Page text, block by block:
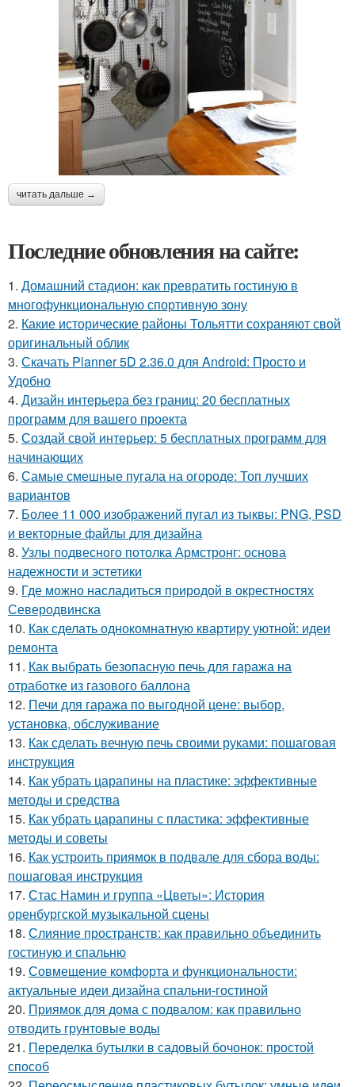
читать дальше →
Последние обновления на сайте:
1. Домашний стадион: как превратить гостиную в
многофункциональную спортивную зону
2. Какие исторические районы Тольятти сохраняют свой
оригинальный облик
3. Скачать Planner 5D 2.36.0 для Android: Просто и
Удобно
4. Дизайн интерьера без границ: 20 бесплатных
программ для вашего проекта
5. Создай свой интерьер: 5 бесплатных программ для
начинающих
6. Самые смешные пугала на огороде: Топ лучших
вариантов
7. Более 11 000 изображений пугал из тыквы: PNG, PSD
и векторные файлы для дизайна
8. Узлы подвесного потолка Армстронг: основа
надежности и эстетики
9. Где можно насладиться природой в окрестностях
Северодвинска
10. Как сделать однокомнатную квартиру уютной: идеи
ремонта
11. Как выбрать безопасную печь для гаража на
отработке из газового баллона
12. Печи для гаража по выгодной цене: выбор,
установка, обслуживание
13. Как сделать вечную печь своими руками: пошаговая
инструкция
14. Как убрать царапины на пластике: эффективные
методы и средства
15. Как убрать царапины с пластика: эффективные
методы и советы
16. Как устроить приямок в подвале для сбора воды:
пошаговая инструкция
17. Стас Намин и группа «Цветы»: История
оренбургской музыкальной сцены
18. Слияние пространств: как правильно объединить
гостиную и спальню
19. Совмещение комфорта и функциональности:
актуальные идеи дизайна спальни-гостиной
20. Приямок для дома с подвалом: как правильно
отводить грунтовые воды
21. Переделка бутылки в садовый бочонок: простой
способ